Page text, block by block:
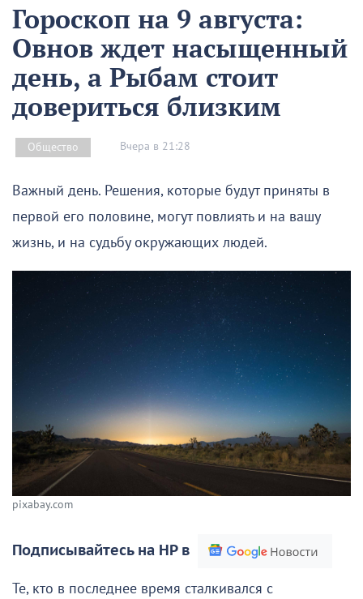
Гороскоп на 9 августа:
Овнов ждет насыщенный
день, а Рыбам стоит
довериться близким
Общество Вчера в 21:28
Важный день. Решения, которые будут приняты в
первой его половине, могут повлиять и на вашу
жизнь, и на судьбу окружающих людей.
pixabay.com
Подписывайтесь на НР в
Те, кто в последнее время сталкивался с